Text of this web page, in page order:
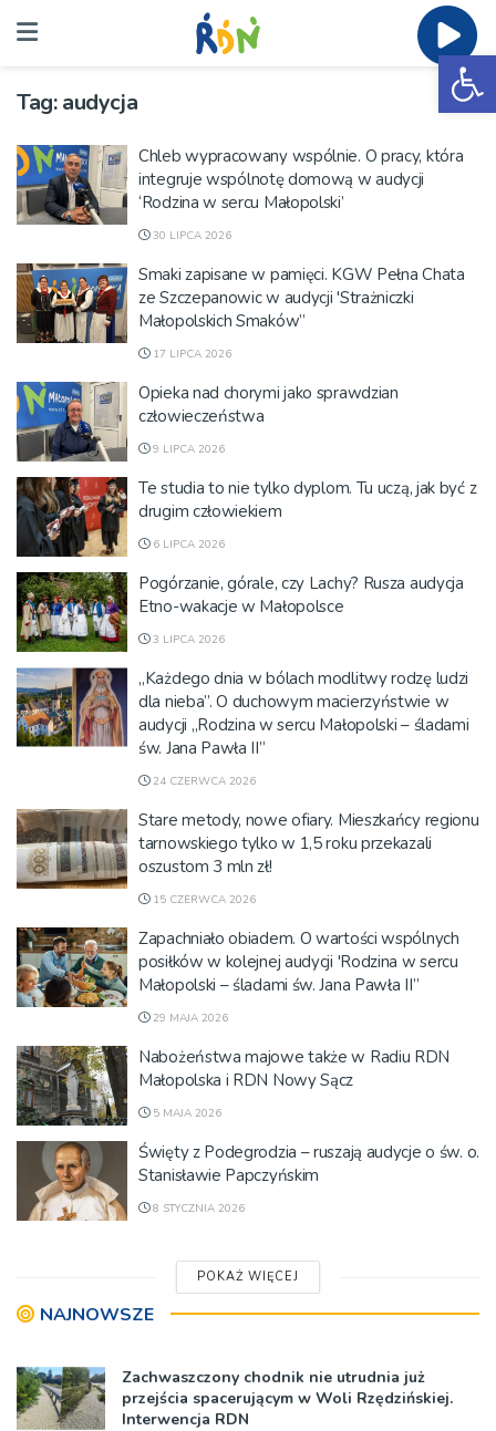
Tag:audycja
Chleb wypracowany wspólnie. O pracy, która
integruje wspólnotę domową w audycji
‘Rodzina w sercu Małopolski’
30 LIPCA 2026
Smaki zapisane w pamięci. KGW Pełna Chata
ze Szczepanowic w audycji 'Strażniczki
Małopolskich Smaków”
17 LIPCA 2026
Opieka nad chorymi jako sprawdzian
człowieczeństwa
9 LIPCA 2026
Te studia to nie tylko dyplom. Tu uczą, jak być z
drugim człowiekiem
6 LIPCA 2026
Pogórzanie, górale, czy Lachy? Rusza audycja
Etno-wakacje w Małopolsce
3 LIPCA 2026
„Każdego dnia w bólach modlitwy rodzę ludzi
dla nieba”. O duchowym macierzyństwie w
audycji „Rodzina w sercu Małopolski – śladami
św. Jana Pawła II”
24 CZERWCA 2026
Stare metody, nowe ofiary. Mieszkańcy regionu
tarnowskiego tylko w 1,5 roku przekazali
oszustom 3 mln zł!
15 CZERWCA 2026
Zapachniało obiadem. O wartości wspólnych
posiłków w kolejnej audycji 'Rodzina w sercu
Małopolski – śladami św. Jana Pawła II”
29 MAJA 2026
Nabożeństwa majowe także w Radiu RDN
Małopolska i RDN Nowy Sącz
5 MAJA 2026
Święty z Podegrodzia – ruszają audycje o św. o.
Stanisławie Papczyńskim
8 STYCZNIA 2026
POKAŻ WIĘCEJ
NAJNOWSZE
Zachwaszczony chodnik nie utrudnia już
przejścia spacerującym w Woli Rzędzińskiej.
Interwencja RDN